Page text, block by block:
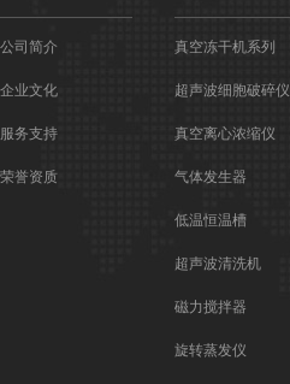
公司简介
企业文化
服务支持
荣誉资质
真空冻干机系列
超声波细胞破碎仪
真空离心浓缩仪
气体发生器
低温恒温槽
超声波清洗机
磁力搅拌器
旋转蒸发仪